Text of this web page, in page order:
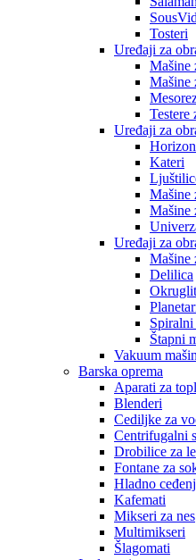
Tosteri
Uređaji za
Mašine
Mašine
Testere
Uređaji za
Kateri
Mašine
Mašine
Uređaji za
Mašine
Delilica
Štapni
Vakuum
Barska oprema
Aparati za
Blenderi
Cediljke za
Centrifugalni
Drobilice za
Fontane za
Hladno
Kafemati
Mikseri za nes
Multimikseri
Šlagomati